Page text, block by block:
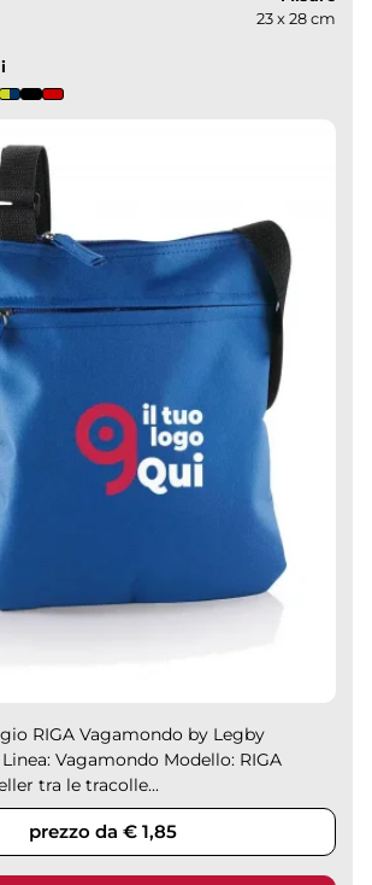
23 x 28 cm
RIGA Vagamondo by Legby
Vagamondo Modello: RIGA
tra le tracolle...
prezzo da € 1,85